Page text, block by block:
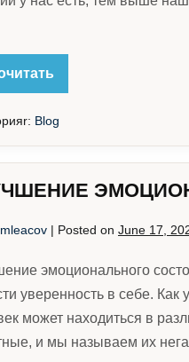
Blog
| Posted on June 17,
эмоционального
уверенность в себе.
может находиться в
и мы называем их